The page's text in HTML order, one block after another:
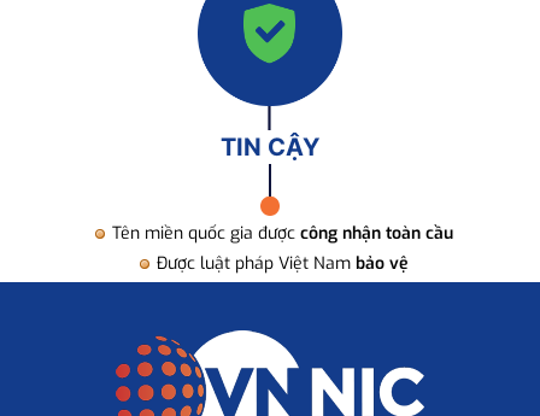
TIN CẬY
Tên miền quốc gia được công nhận toàn cầu
Được luật pháp Việt Nam bảo vệ